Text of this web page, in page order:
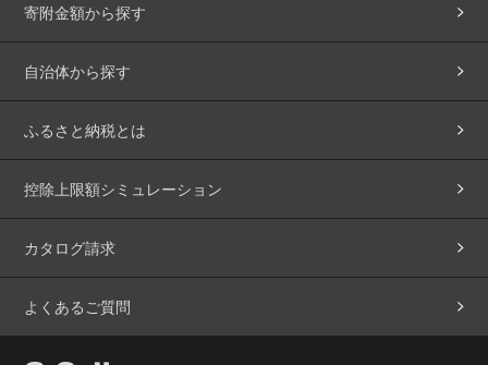
寄附金額から探す
自治体から探す
ふるさと納税とは
控除上限額シミュレーション
カタログ請求
よくあるご質問